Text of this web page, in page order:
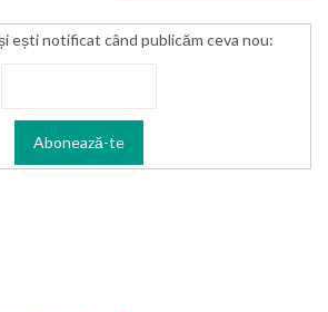
ești notificat când publicăm ceva nou: